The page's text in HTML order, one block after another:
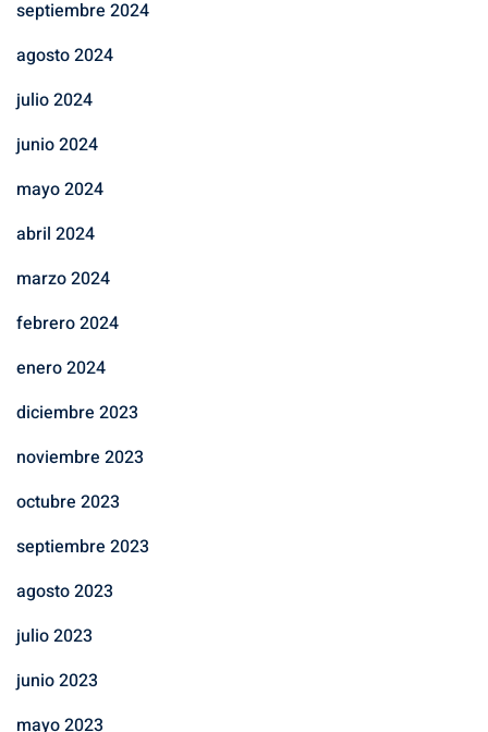
septiembre 2024
agosto 2024
julio 2024
junio 2024
mayo 2024
abril 2024
marzo 2024
febrero 2024
enero 2024
diciembre 2023
noviembre 2023
octubre 2023
septiembre 2023
agosto 2023
julio 2023
junio 2023
mayo 2023